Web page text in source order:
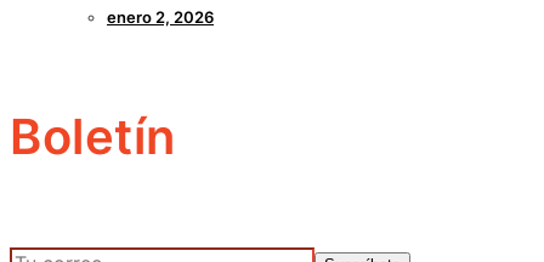
enero 2, 2026
Boletín